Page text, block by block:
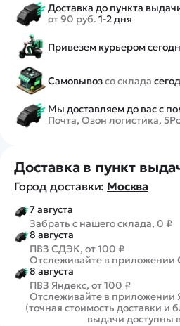
Доставка до пункта
от 90 руб. 1-2 дня
Привезем курьером
Самовывозсо склада
Мы доставляем до вас с
Почта, Озон логистика,
Доставка в пункт
Город доставки: Москва
7 августа
Забрать с нашего склада, 0 ₽
8 августа
ПВЗ СДЭК, от 100 ₽
Отслеживайте в приложении
8 августа
ПВЗ Яндекс, от 100 ₽
Отслеживайте в приложении
(точная стоимость доставки
выдачи доступны